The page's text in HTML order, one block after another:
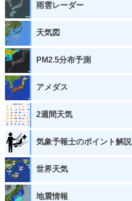
雨雲レーダー
天気図
PM2.5分布予測
アメダス
2週間天気
気象予報士のポイント解説
世界天気
地震情報